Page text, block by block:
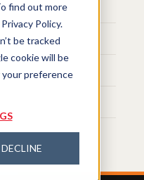
find out more
Policy.
be tracked
cookie will be
preference
DECLINE